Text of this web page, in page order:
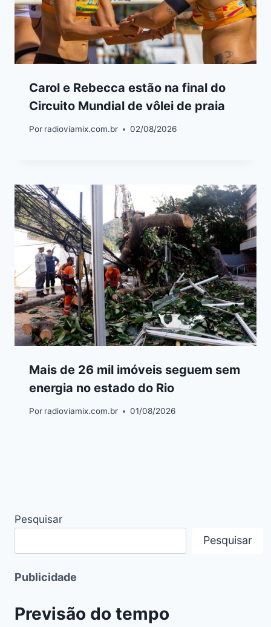
Carol e Rebecca estão na final do
Circuito Mundial de vôlei de praia
Por radioviamix.com.br 02/08/2026
Mais de 26 mil imóveis seguem sem
energia no estado do Rio
Por radioviamix.com.br 01/08/2026
Pesquisar
Pesquisar
Publicidade
Previsão do tempo